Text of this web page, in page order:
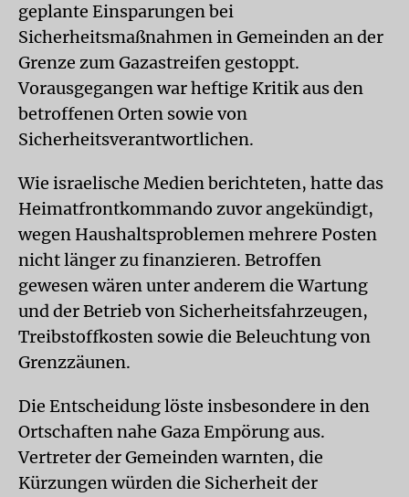
geplante Einsparungen bei
Sicherheitsmaßnahmen in Gemeinden an der
Grenze zum Gazastreifen gestoppt.
Vorausgegangen war heftige Kritik aus den
betroffenen Orten sowie von
Sicherheitsverantwortlichen.
Wie israelische Medien berichteten, hatte das
Heimatfrontkommando zuvor angekündigt,
wegen Haushaltsproblemen mehrere Posten
nicht länger zu finanzieren. Betroffen
gewesen wären unter anderem die Wartung
und der Betrieb von Sicherheitsfahrzeugen,
Treibstoffkosten sowie die Beleuchtung von
Grenzzäunen.
Die Entscheidung löste insbesondere in den
Ortschaften nahe Gaza Empörung aus.
Vertreter der Gemeinden warnten, die
Kürzungen würden die Sicherheit der